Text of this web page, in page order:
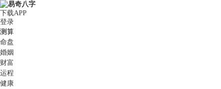
下载APP
登录
测算
命盘
婚姻
财富
运程
健康